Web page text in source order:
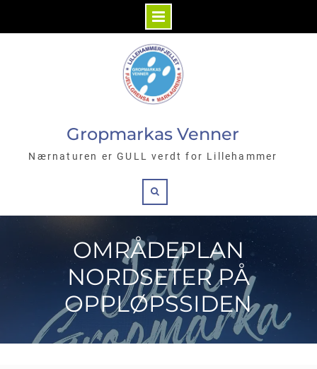
Gropmarkas Venner
Nærnaturen er GULL verdt for Lillehammer
OMRÅDEPLAN
NORDSETER PÅ
OPPLØPSSIDEN